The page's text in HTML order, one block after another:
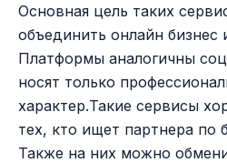
Основная цель таких
объединить онлайн бизнес
Платформы аналогичны
носят только
характер.Такие сервисы
тех, кто ищет партнера по
Также на них можно